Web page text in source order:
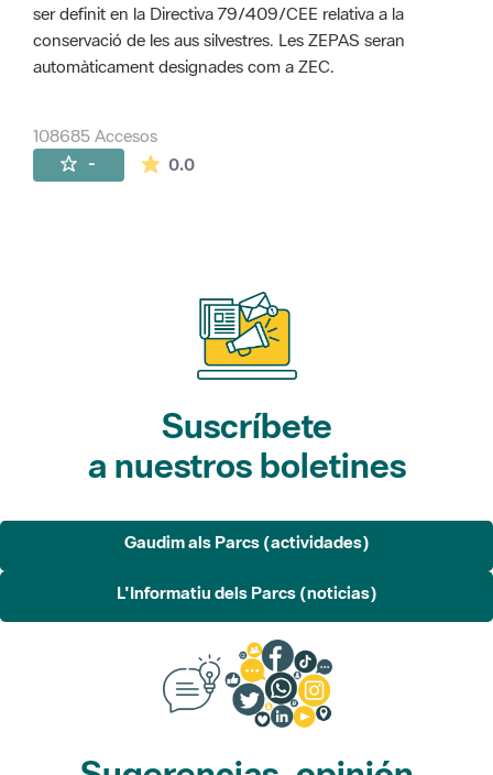
ser definit en la Directiva 79/409/CEE relativa a la
conservació de les aus silvestres. Les ZEPAS seran
automàticament designades com a ZEC.
108685 Accesos
- 0.0La valoración media es de 0 estrellas de
Suscríbete
a nuestros boletines
Gaudim als Parcs (actividades)
L'Informatiu dels Parcs (noticias)